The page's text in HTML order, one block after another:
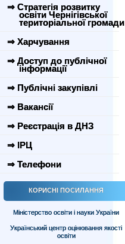
⇒ Стратегія розвитку
освіти Чернігівської
територіальної громади
⇒ Харчування
⇒ Доступ до публічної
інформації
⇒ Публічні закупівлі
⇒ Вакансії
⇒ Реєстрація в ДНЗ
⇒ ІРЦ
⇒ Телефони
КОРИСНІ ПОСИЛАННЯ
Міністерство освіти і науки України
Український центр оцінювання якості
освіти